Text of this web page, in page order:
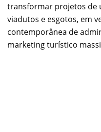
transformar projetos de
viadutos e esgotos, em
contemporânea de
marketing turístico